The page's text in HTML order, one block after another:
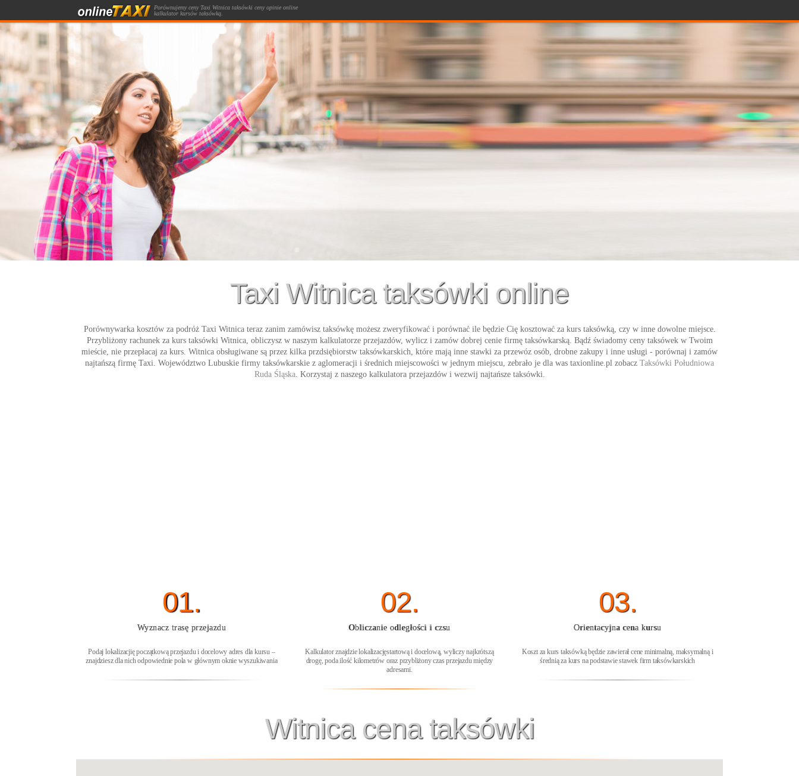
Porównujemy ceny Taxi Witnica taksówki ceny opinie online
kalkulator kursów taksówką.
Taxi Witnica taksówki online
Porównywarka kosztów za podróż Taxi Witnicateraz zanim zamówisz taksówkę możesz zweryfikować i porównać ile będzie Cię kosztować za kurs taksówką, czy w inne dowolne miejsce.
Przybliżony rachunek za kurs taksówki Witnica, obliczysz w naszym kalkulatorze przejazdów, wylicz i zamów dobrej cenie firmę taksówkarską. Bądź świadomy ceny taksówek w Twoim
mieście, nie przepłacaj za kurs. Witnica obsługiwane są przez kilka przdsiębiorstw taksówkarskich, które mają inne stawki za przewóz osób, drobne zakupy i inne usługi - porównaj i zamów
najtańszą firmę Taxi. Województwo Lubuskie firmy taksówkarskie z aglomeracji i średnich miejscowości w jednym miejscu, zebrało je dla was taxionline.pl zobacz Taksówki Południowa
Ruda Śląska. Korzystaj z naszego kalkulatora przejazdów i wezwij najtańsze taksówki.
01.
Wyznacz trasę przejazdu
Podaj lokalizacjię początkową przejazdu i docelowy adres dla kursu –
znajdziesz dla nich odpowiednie pola w głównym oknie wyszukiwania
02.
Obliczanie odległości i czsu
Kalkulator znajdzie lokalizacjęstartową i docelową, wyliczy najkrótszą
drogę, poda ilość kilometrów oraz przybliżony czas przejazdu między
adresami.
03.
Orientacyjna cena kursu
Koszt za kurs taksówką będzie zawierał cene minimalną, maksymalną i
średnią za kurs na podstawie stawek firm taksówkarskich
Witnica cena taksówki